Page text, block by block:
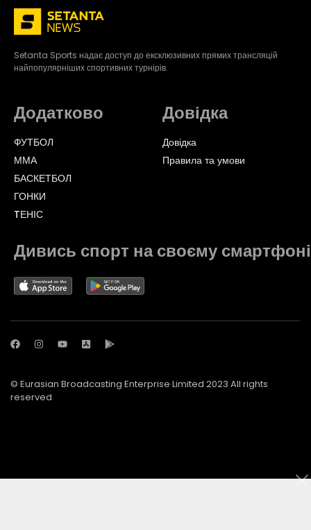
Setanta Sports надає доступ до ексклюзивних прямих трансляцій
найпопулярніших спортивних турнірів.
Додатково
ФУТБОЛ
ММА
БАСКЕТБОЛ
ГОНКИ
TЕНІС
Довідка
Довідка
Правила та умови
Дивись спорт на своєму смартфоні
© Eurasian Broadcasting Enterprise Limited 2023 All rights
reserved